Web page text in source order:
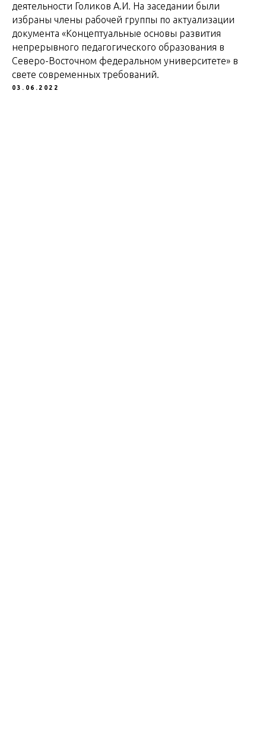
деятельности Голиков А.И. На заседании были
избраны члены рабочей группы по актуализации
документа «Концептуальные основы развития
непрерывного педагогического образования в
Северо-Восточном федеральном университете» в
свете современных требований.
03.06.2022